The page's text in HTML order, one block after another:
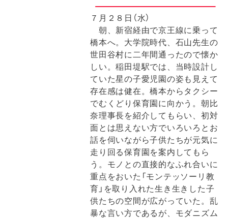
７月２８日（水）
朝、新宿経由で京王線に乗って
橋本へ。大学院時代、石山先生の
世田谷村に二年間通ったので懐か
しい。稲田堤駅では、当時設計し
ていた星の子愛児園の姿も見えて
存在感は健在。橋本からタクシー
でむくどり保育園に向かう。朝比
奈理事長を紹介してもらい、初対
面とは思えない方でいろいろとお
話を伺いながら子供たちが元気に
走り回る保育園を案内してもら
う。モノとの直接的なふれ合いに
重点をおいた「モンテッソーリ教
育」を取り入れた生き生きした子
供たちの空間が広がっていた。乱
暴な言い方であるが、モダニズム